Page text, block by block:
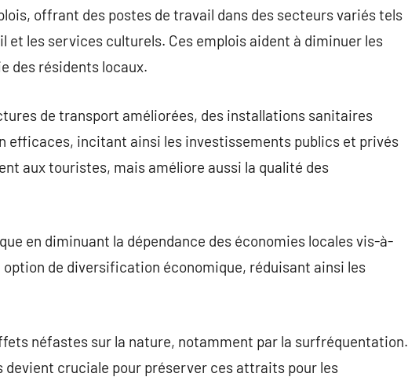
offrant des postes de travail dans des secteurs variés tels
et les services culturels. Ces emplois aident à diminuer les
des résidents locaux.
de transport améliorées, des installations sanitaires
efficaces, incitant ainsi les investissements publics et privés
aux touristes, mais améliore aussi la qualité des
en diminuant la dépendance des économies locales vis-à-
de diversification économique, réduisant ainsi les
néfastes sur la nature, notamment par la surfréquentation.
devient cruciale pour préserver ces attraits pour les